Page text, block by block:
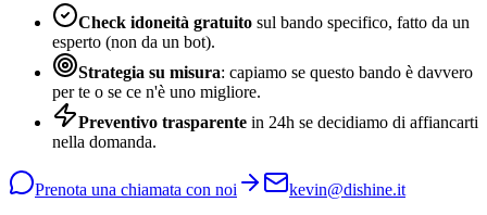
Check idoneità gratuito sul bando specifico, fatto da un
esperto (non da un bot).
Strategia su misura: capiamo se questo bando è davvero
per te o se ce n'è uno migliore.
Preventivo trasparente in 24h se decidiamo di affiancarti
nella domanda.
Prenota una chiamata con noi
kevin@dishine.it